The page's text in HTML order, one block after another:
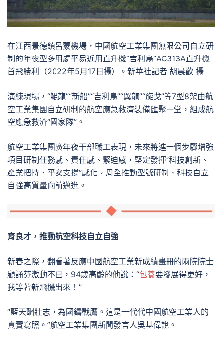
在江西景德鎮呂蒙機場，中國航空工業集團無限公司自立研
制的年夜型多用處平易近用直升機“吉利鳥”AC313A直升機
首飛勝利（2022年5月17日攝）。新華社記者 胡晨歡 攝
演練現場，“鯤龍”“新船”“吉利鳥”“翼龍”“旋戈”等7型8架由航
空工業集團自立研制的航空應急救濟裝備匯聚一堂，組成航
空應急救濟“國家隊”。
航空工業集團廣年夜干部職工表現，未來將進一個步驟增強
項目研制任務感、責任感、緊迫感，堅定發揮“科技創新、
產業把持、平安支撐”感化，周全推動型號研制、科技自立
自強高質量向前邁進。
育良才，推動航空科技自立自強
新春之際，翻看著反應中國航空工業新成績畫冊的兩院院士
顧誦芬激動不已，94歲高齡的他說：“包養要發展得更好，
我等著新飛機出來！”
“藍天酬壯志，為國鑄戰鷹。這是一代代中國航空工業人的
真實寫照。”航空工業集團新聞發言人吳基偉說。